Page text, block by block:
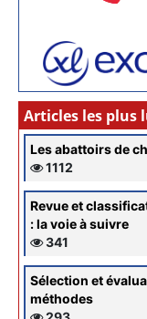
Articles les plus
Les abattoirs de
1112
Revue et
: la voie à suivre
341
Sélection et
méthodes